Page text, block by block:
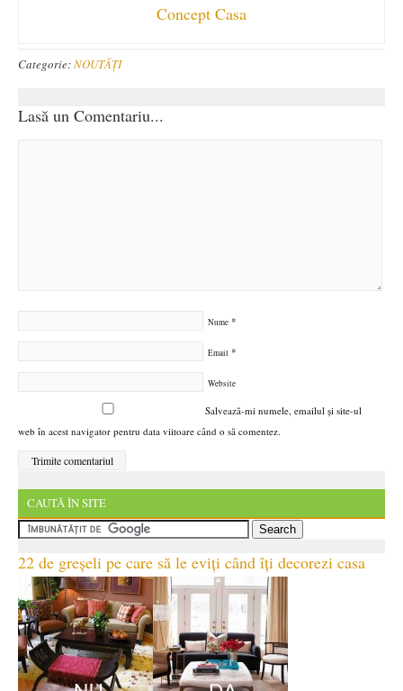
Concept Casa
Categorie:NOUTĂȚI
Lasă un Comentariu...
Nume *
Email *
Website
Salvează-mi numele, emailul și site-ul
web în acest navigator pentru data viitoare când o să comentez.
CAUTĂ ÎN SITE
22 de greșeli pe care să le eviți când îți decorezi casa